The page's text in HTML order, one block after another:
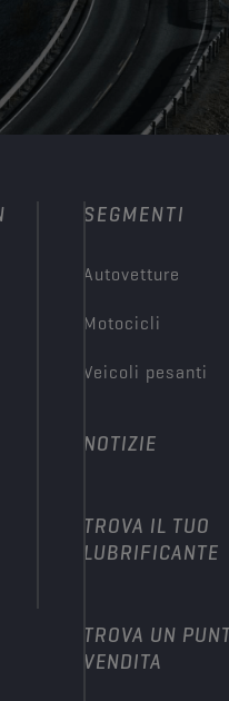
SEGMENTI
Autovetture
Motocicli
Veicoli pesanti
NOTIZIE
TROVA IL TUO
LUBRIFICANTE
TROVA UN
VENDITA